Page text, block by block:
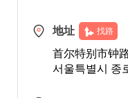
地址 找路
首尔特别市钟
서울특별시 종